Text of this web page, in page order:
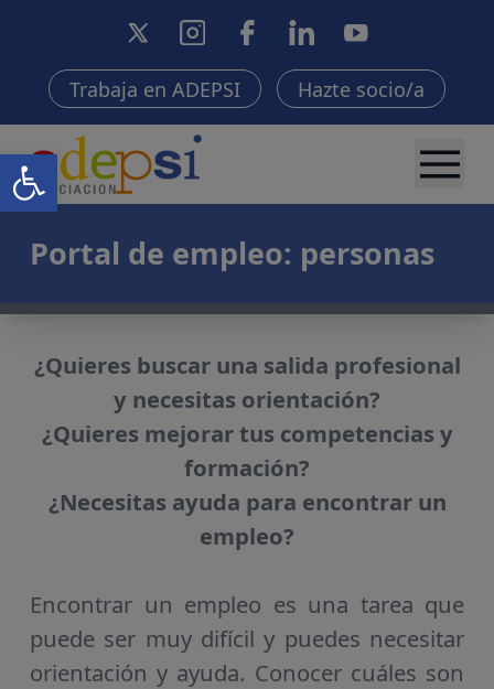
Abrir barra de herramientas
Trabaja en ADEPSI Hazte socio/a
Portal de empleo: personas
¿Quieres buscar una salida profesional
y necesitas orientación?
¿Quieres mejorar tus competencias y
formación?
¿Necesitas ayuda para encontrar un
empleo?
Encontrar un empleo es una tarea que
puede ser muy difícil y puedes necesitar
orientación y ayuda. Conocer cuáles son